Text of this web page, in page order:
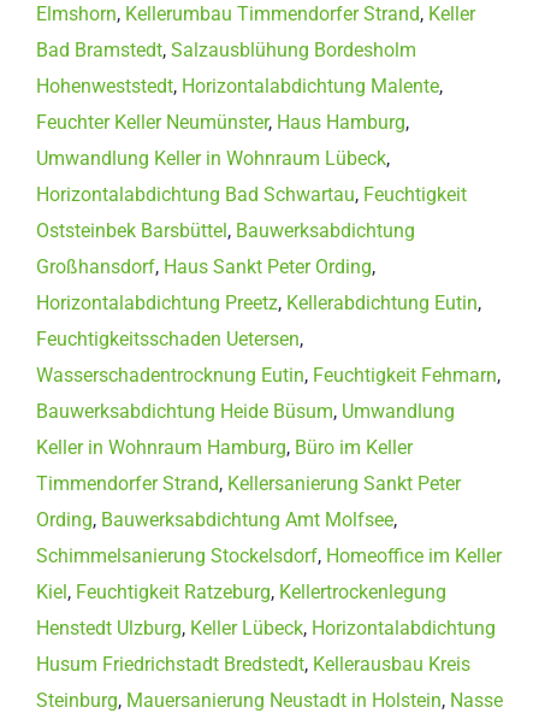
Elmshorn, Kellerumbau Timmendorfer Strand, Keller
Bad Bramstedt, Salzausblühung Bordesholm
Hohenweststedt, Horizontalabdichtung Malente,
Feuchter Keller Neumünster, Haus Hamburg,
Umwandlung Keller in Wohnraum Lübeck,
Horizontalabdichtung Bad Schwartau, Feuchtigkeit
Oststeinbek Barsbüttel, Bauwerksabdichtung
Großhansdorf, Haus Sankt Peter Ording,
Horizontalabdichtung Preetz, Kellerabdichtung Eutin,
Feuchtigkeitsschaden Uetersen,
Wasserschadentrocknung Eutin, Feuchtigkeit Fehmarn,
Bauwerksabdichtung Heide Büsum, Umwandlung
Keller in Wohnraum Hamburg, Büro im Keller
Timmendorfer Strand, Kellersanierung Sankt Peter
Ording, Bauwerksabdichtung Amt Molfsee,
Schimmelsanierung Stockelsdorf, Homeoffice im Keller
Kiel, Feuchtigkeit Ratzeburg, Kellertrockenlegung
Henstedt Ulzburg, Keller Lübeck, Horizontalabdichtung
Husum Friedrichstadt Bredstedt, Kellerausbau Kreis
Steinburg, Mauersanierung Neustadt in Holstein, Nasse